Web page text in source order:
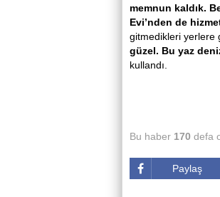
memnun kaldık.
Evi’nden de
gitmedikleri yerlere
güzel. Bu yaz
kullandı.
Bu haber 170 defa
Paylaş